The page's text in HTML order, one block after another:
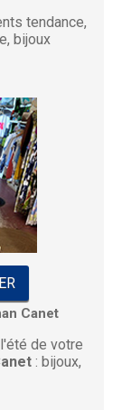
tendance,
bijoux
Canet
de votre
: bijoux,